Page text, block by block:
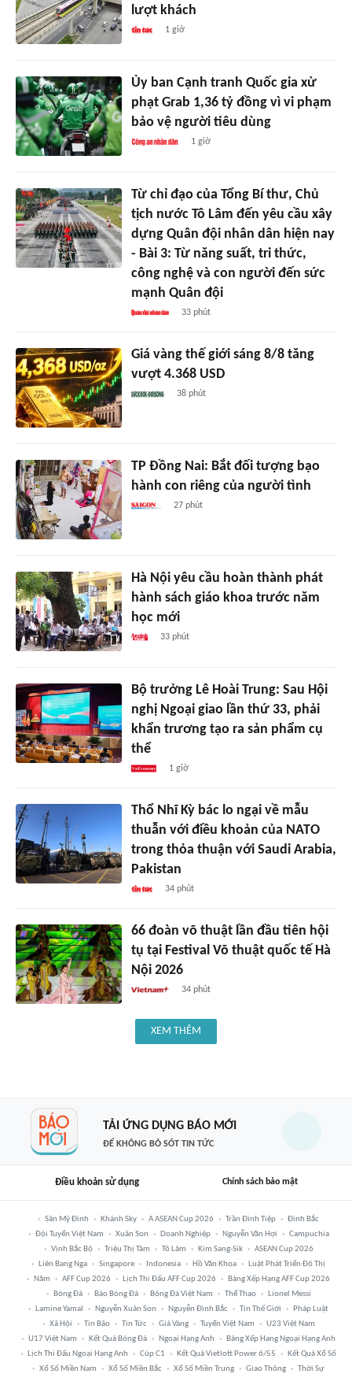
lượt khách
1 giờ
Ủy ban Cạnh tranh Quốc gia xử
phạt Grab 1,36 tỷ đồng vì vi phạm
bảo vệ người tiêu dùng
1 giờ
Từ chỉ đạo của Tổng Bí thư, Chủ
tịch nước Tô Lâm đến yêu cầu xây
dựng Quân đội nhân dân hiện nay
- Bài 3: Từ năng suất, tri thức,
công nghệ và con người đến sức
mạnh Quân đội
33 phút
Giá vàng thế giới sáng 8/8 tăng
vượt 4.368 USD
38 phút
TP Đồng Nai: Bắt đối tượng bạo
hành con riêng của người tình
27 phút
Hà Nội yêu cầu hoàn thành phát
hành sách giáo khoa trước năm
học mới
33 phút
Bộ trưởng Lê Hoài Trung: Sau Hội
nghị Ngoại giao lần thứ 33, phải
khẩn trương tạo ra sản phẩm cụ
thể
1 giờ
Thổ Nhĩ Kỳ bác lo ngại về mẫu
thuẫn với điều khoản của NATO
trong thỏa thuận với Saudi Arabia,
Pakistan
34 phút
66 đoàn võ thuật lần đầu tiên hội
tụ tại Festival Võ thuật quốc tế Hà
Nội 2026
34 phút
XEM THÊM
TẢI ỨNG DỤNG BÁO MỚI
ĐỂ KHÔNG BỎ SÓT TIN TỨC
Điều khoản sử dụng Chính sách bảo mật
Sân Mỹ Đình Khánh Sky A ASEAN Cup 2026 Trần Đình Tiệp
Đình Bắc
Đội Tuyển Việt Nam
Xuân Son Doanh Nghiệp Nguyễn Văn Hợi
Campuchia
Vịnh Bắc Bộ
Triệu Thị Tâm Tô Lâm Kim Sang-Sik
ASEAN Cup 2026
Liên Bang Nga
Singapore Indonesia Hồ Văn Khoa
Luật Phát Triển Đô Thị
Năm
AFF Cup 2026 Lịch Thi Đấu AFF Cup 2026
Bảng Xếp Hạng AFF Cup 2026
Bóng Đá
Báo Bóng Đá Bóng Đá Việt Nam Thể Thao
Lionel Messi
Lamine Yamal
Nguyễn Xuân Son Nguyễn Đình Bắc Tin Thế Giới
Pháp Luật
Xã Hội
Tin Bão Tin Tức Giá Vàng Tuyển Việt Nam
U23 Việt Nam
U17 Việt Nam
Kết Quả Bóng Đá Ngoại Hạng Anh
Bảng Xếp Hạng Ngoại Hạng Anh
Lịch Thi Đấu Ngoại Hạng Anh
Cúp C1 Kết Quả Vietlott Power 6/55
Kết Quả Xổ Số
Xổ Số Miền Nam
Xổ Số Miền Bắc Xổ Số Miền Trung Giao Thông Thời Sự